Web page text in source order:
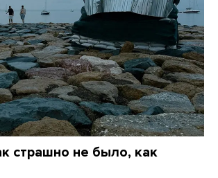
страшно не было, как